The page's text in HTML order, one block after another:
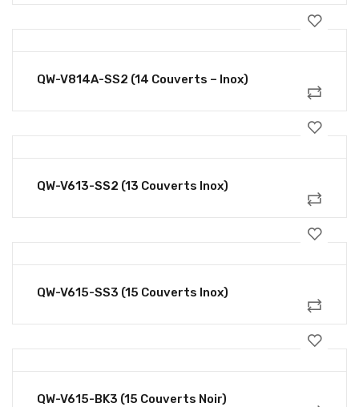
QW-V814A-SS2 (14 Couverts – Inox)
QW-V613-SS2 (13 Couverts Inox)
QW-V615-SS3 (15 Couverts Inox)
QW-V615-BK3 (15 Couverts Noir)